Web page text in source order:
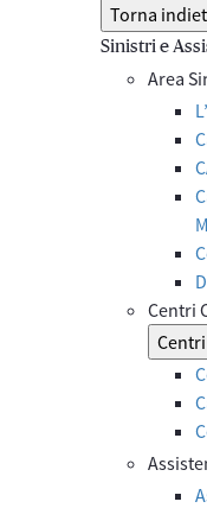
Torna
Sinistri e
Area
Centri